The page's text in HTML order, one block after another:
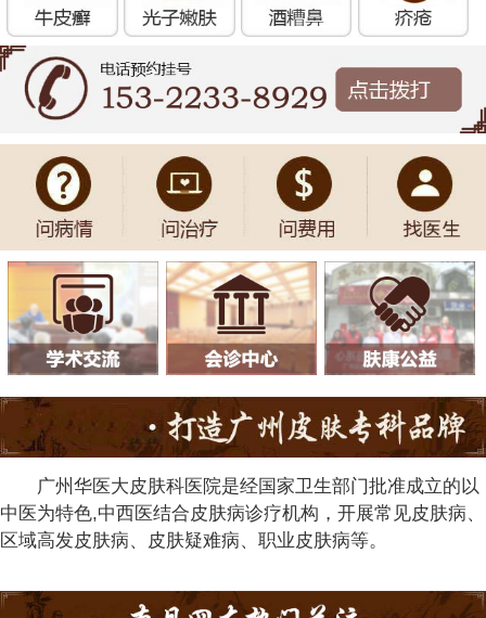
广州华医大皮肤科医院是经国家卫生部门批准成立的以
中医为特色,中西医结合皮肤病诊疗机构，开展常见皮肤病、
区域高发皮肤病、皮肤疑难病、职业皮肤病等。